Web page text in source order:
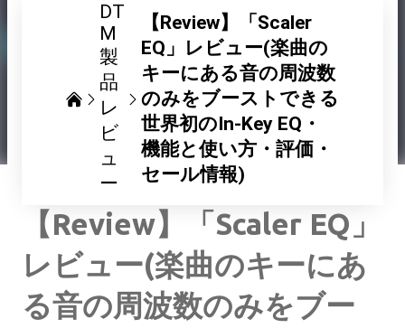
DT
M
製
品
レ
ビ
ュ
ー
【Review】「Scaler
EQ」レビュー(楽曲の
キーにある音の周波数
のみをブーストできる
世界初のIn-Key EQ・
機能と使い方・評価・
セール情報)
【Review】「Scaler EQ」
レビュー(楽曲のキーにあ
る音の周波数のみをブー